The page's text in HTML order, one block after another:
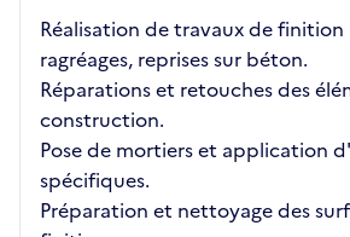
Réalisation de travaux de finition
ragréages, reprises sur béton.
Réparations et retouches des
construction.
Pose de mortiers et application
spécifiques.
Préparation et nettoyage des